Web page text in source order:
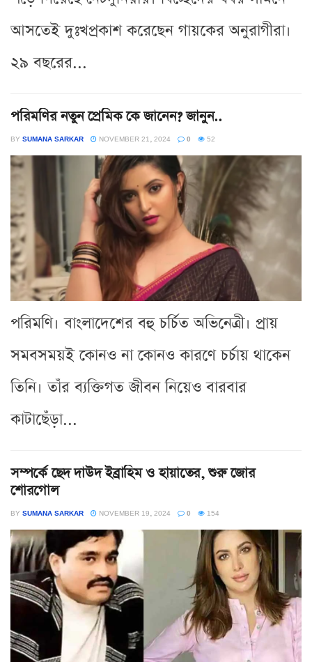
আসতেই দুঃখপ্রকাশ করেছেন গায়কের অনুরাগীরা।
২৯ বছরের...
পরিমণির নতুন প্রেমিক কে জানেন? জানুন..
BY SUMANA SARKAR NOVEMBER 21, 2024 0 52
পরিমণি। বাংলাদেশের বহু চর্চিত অভিনেত্রী। প্রায়
সমবসময়ই কোনও না কোনও কারণে চর্চায় থাকেন
তিনি। তাঁর ব্যক্তিগত জীবন নিয়েও বারবার
কাটাছেঁড়া...
সম্পর্কে ছেদ দাউদ ইব্রাহিম ও হায়াতের, শুরু জোর
শোরগোল
BY SUMANA SARKAR NOVEMBER 19, 2024 0 154